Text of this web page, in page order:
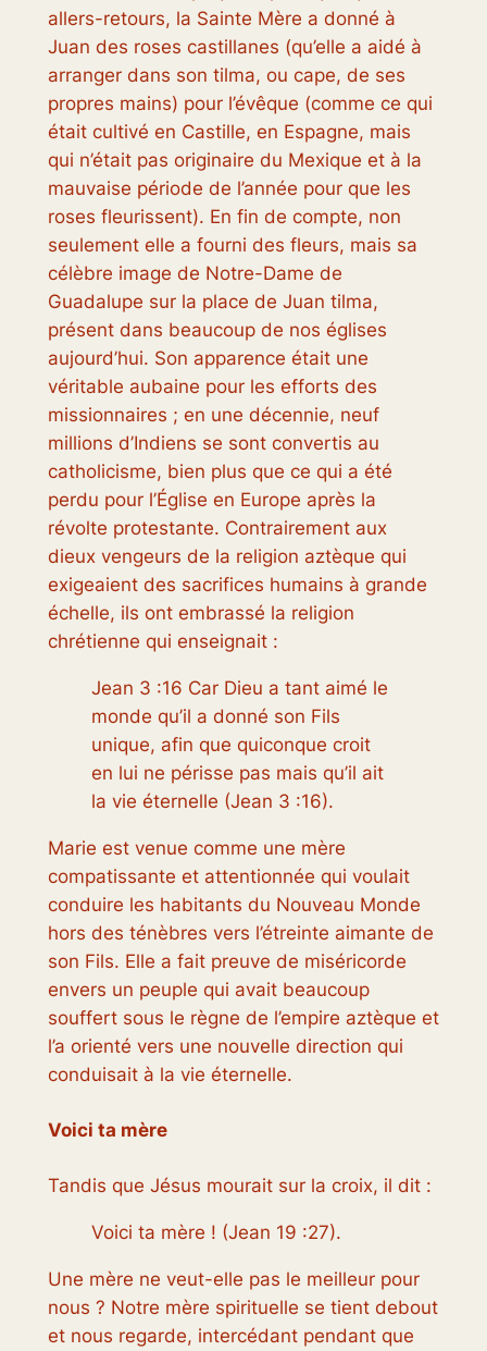
allers-retours, la Sainte Mère a donné à
Juan des roses castillanes (qu’elle a aidé à
arranger dans son tilma, ou cape, de ses
propres mains) pour l’évêque (comme ce qui
était cultivé en Castille, en Espagne, mais
qui n’était pas originaire du Mexique et à la
mauvaise période de l’année pour que les
roses fleurissent). En fin de compte, non
seulement elle a fourni des fleurs, mais sa
célèbre image de Notre-Dame de
Guadalupe sur la place de Juan tilma,
présent dans beaucoup de nos églises
aujourd’hui. Son apparence était une
véritable aubaine pour les efforts des
missionnaires ; en une décennie, neuf
millions d’Indiens se sont convertis au
catholicisme, bien plus que ce qui a été
perdu pour l’Église en Europe après la
révolte protestante. Contrairement aux
dieux vengeurs de la religion aztèque qui
exigeaient des sacrifices humains à grande
échelle, ils ont embrassé la religion
chrétienne qui enseignait :
Jean 3 :16 Car Dieu a tant aimé le
monde qu’il a donné son Fils
unique, afin que quiconque croit
en lui ne périsse pas mais qu’il ait
la vie éternelle (Jean 3 :16).
Marie est venue comme une mère
compatissante et attentionnée qui voulait
conduire les habitants du Nouveau Monde
hors des ténèbres vers l’étreinte aimante de
son Fils. Elle a fait preuve de miséricorde
envers un peuple qui avait beaucoup
souffert sous le règne de l’empire aztèque et
l’a orienté vers une nouvelle direction qui
conduisait à la vie éternelle.
Voici ta mère
Tandis que Jésus mourait sur la croix, il dit :
Voici ta mère ! (Jean 19 :27).
Une mère ne veut-elle pas le meilleur pour
nous ? Notre mère spirituelle se tient debout
et nous regarde, intercédant pendant que